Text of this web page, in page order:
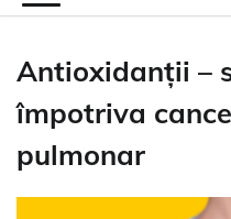
Antioxidanții –
împotriva
pulmonar